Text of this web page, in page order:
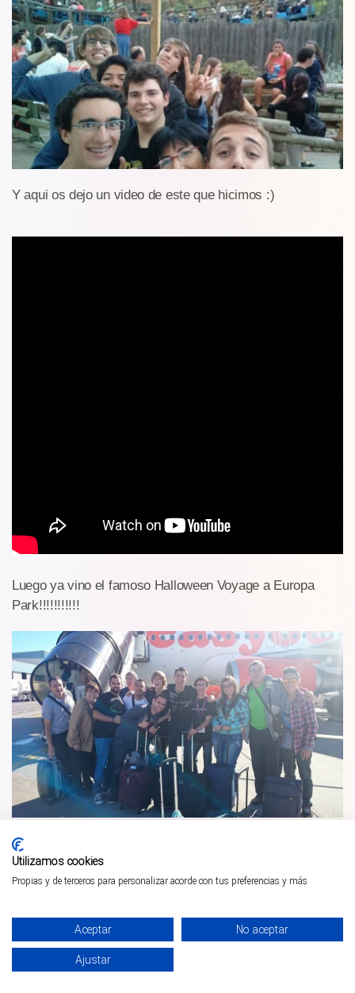
Y aqui os dejo un video de este que hicimos :)
Luego ya vino el famoso Halloween Voyage a Europa
Park!!!!!!!!!!!
Blue fire :)
¡PÁSALO!
Utilizamos cookies
Propias y de terceros para personalizar acorde con tus preferencias y más
Aceptar No aceptar
Ajustar